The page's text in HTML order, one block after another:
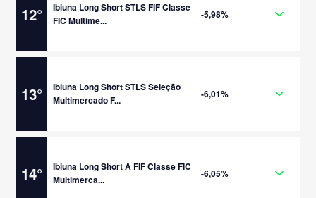
12°
Ibiuna Long Short STLS FIF Classe
FIC Multime...
-5,98%
13°
Ibiuna Long Short STLS Seleção
Multimercado F...
-6,01%
14°
Ibiuna Long Short A FIF Classe FIC
Multimerca...
-6,05%